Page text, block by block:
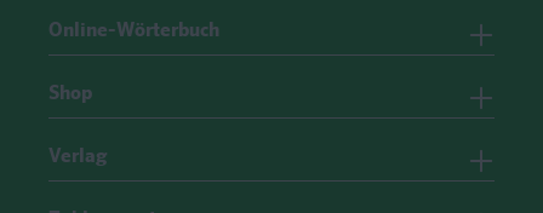
Online-Wörterbuch
Shop
Verlag